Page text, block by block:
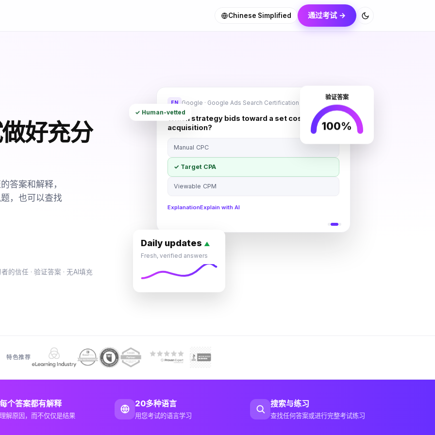
Chinese Simplified 通过考试 →
好充分
答案和解释，
，也可以查找
的信任 · 验证答案 · 无AI填充
EN Google · Google Ads Search Certification
Which strategy bids toward a set cost per
acquisition?
Manual CPC
✓ Target CPA
Viewable CPM
ExplanationExplain with AI
验证答案
100%
Daily updates ▲
Fresh, verified answers
✓ Human-vetted
特色推荐
每个答案都有解释
理解原因，而不仅仅是结果
20多种语言
用您考试的语言学习
搜索与练习
查找任何答案或进行完整考试练习